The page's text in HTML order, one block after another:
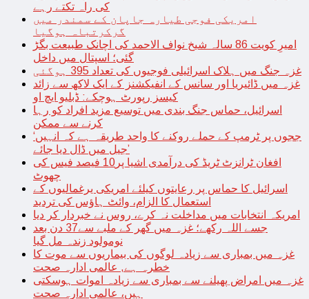
کی راہ تکتے رہے
امریکی فوجی طیارہ جاپان کے سمندر میں
گرکرتباہ ہوگیا
امیرِ کویت 86 سالہ شیخ نواف الاحمد کی اچانک طبیعت بگڑ
گئی؛ اسپتال میں داخل
غزہ جنگ میں ہلاک اسرائیلی فوجیوں کی تعداد 395 ہوگئی
غزہ میں ڈائیریا اور سانس کے انفیکشنز کے ایک لاکھ سے زائد
کیسز رپورٹ ہوچکے: ڈبلیو ایچ او
اسرائیل، حماس جنگ بندی میں توسیع مزید افراد کو رہا
کرنے سے ممکن
‘ججوں پر ٹرمپ کے حملے روکنے کا واحد طریقہ ہے کہ انہیں
جیل میں ڈال دیا جائے’
افغان ٹرانزٹ ٹریڈ کی درآمدی اشیا پر10 فیصد فیس کی
چھوٹ
اسرائیل کا حماس پر رعایتوں کیلئے امریکی یرغمالیوں کے
استعمال کا الزام، وائٹ ہاؤس کی تردید
امریکہ انتخابات میں مداخلت نہ کرے، روس نے خبردار کر دیا
جسے اللہ رکھے؛ غزہ میں گھر کے ملبے سے37 دن بعد
نومولود زندہ مل گیا
غزہ میں بمباری سے زیادہ لوگوں کی بیماریوں سے موت کا
خطرہ ہے, عالمی ادارہ صحت
غزہ میں امراض پھیلنے سے بمباری سے زیادہ اموات ہوسکتی
ہیں، عالمی ادارہ صحت